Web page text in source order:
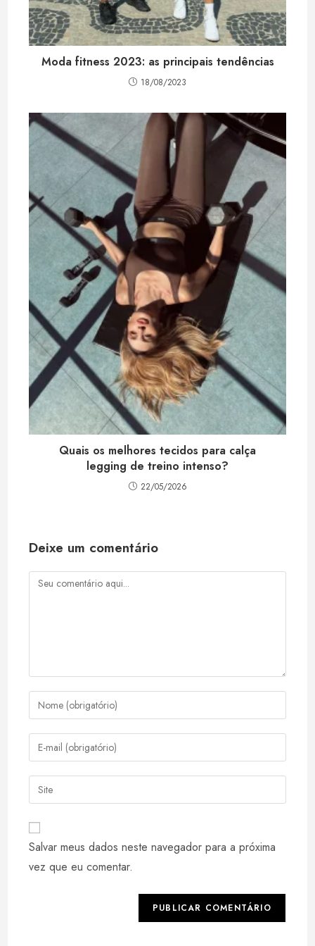
Moda fitness 2023: as principais tendências
18/08/2023
Quais os melhores tecidos para calça
legging de treino intenso?
22/05/2026
Deixe um comentário
Comentário
Digite
seu
nome
ou
de
usuário
para
comentar
Digite
seu
endereço
de
mail
para
comentar
Digite
o
URL
do
seu
site
Salvar meus dados neste navegador para a próxima
vez que eu comentar.